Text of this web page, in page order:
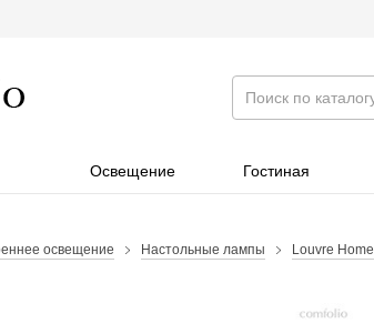
Освещение Гостиная
освещение Настольные лампы Louvre Home